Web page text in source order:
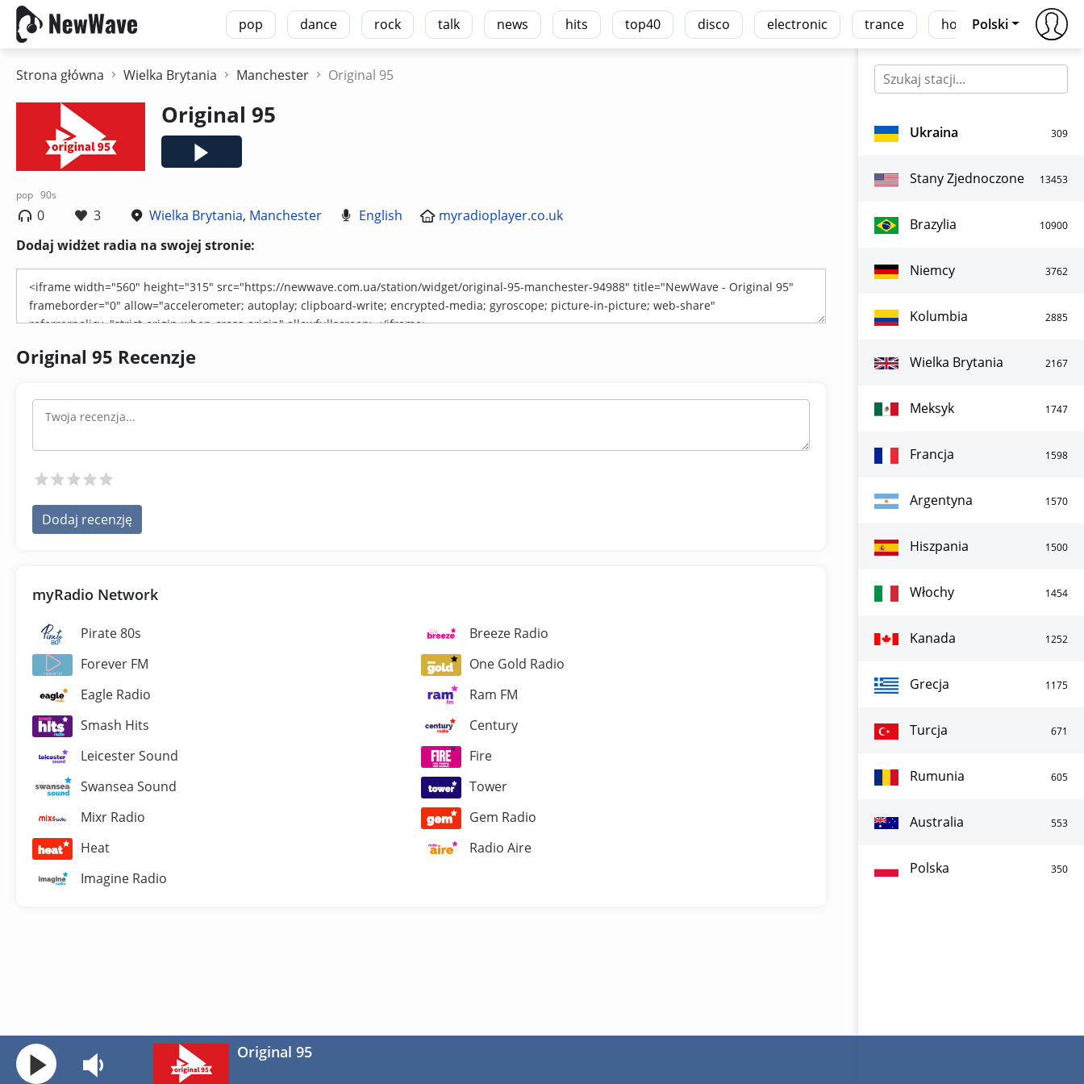
pop dance rock talk news hits top40 disco electronic trance house r'n'b
Polski
Ukraina 309
Stany Zjednoczone 13453
Brazylia 10900
Niemcy 3762
Kolumbia 2885
Wielka Brytania 2167
Meksyk 1747
Francja 1598
Argentyna 1570
Hiszpania 1500
Włochy 1454
Kanada 1252
Grecja 1175
Turcja 671
Rumunia 605
Australia 553
Polska 350
Strona główna Wielka Brytania Manchester Original 95
Original 95
pop 90s
0 3 Wielka Brytania, Manchester English
myradioplayer.co.uk
Dodaj widżet radia na swojej stronie:
Original 95 Recenzje
Dodaj recenzję
myRadio Network
Pirate 80s
Breeze Radio
Forever FM
One Gold Radio
Eagle Radio
Ram FM
Smash Hits
Century
Leicester Sound
Fire
Swansea Sound
Tower
Mixr Radio
Gem Radio
Heat
Radio Aire
Imagine Radio
Original 95